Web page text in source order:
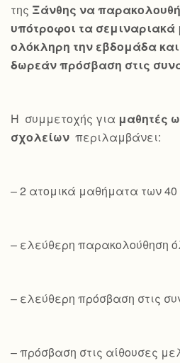
της Ξάνθης να
υπότροφοι τα
ολόκληρη την εβδομάδα
δωρεάν πρόσβαση στις
Η συμμετοχής για μαθητές
σχολείων περιλαμβάνει:
– 2 ατομικά μαθήματα των
– ελεύθερη παρακολούθηση
– ελεύθερη πρόσβαση στις
– πρόσβαση στις αίθουσες